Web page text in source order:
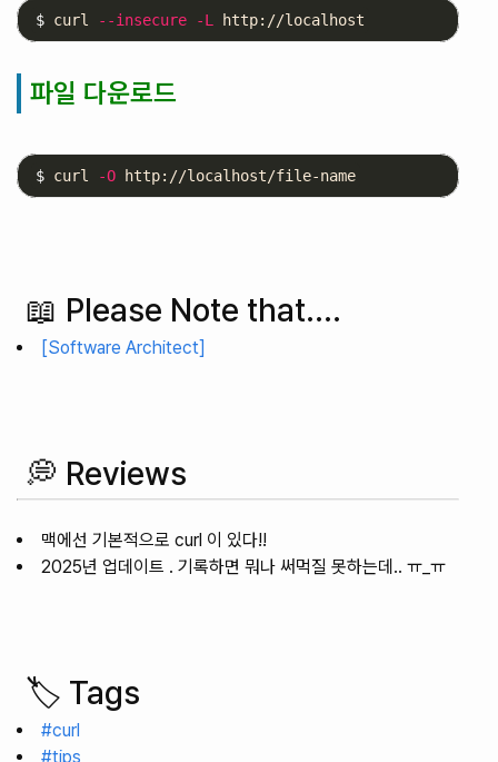
$ curl --insecure -L
파일 다운로드
$ curl -O
📖 Please Note that....
[Software Architect]
💭 Reviews
맥에선 기본적으로 curl 이 있다!!
2025년 업데이트 . 기록하면 뭐나 써먹질 못하는데.. ㅠ_ㅠ
🏷️ Tags
#curl
#tips